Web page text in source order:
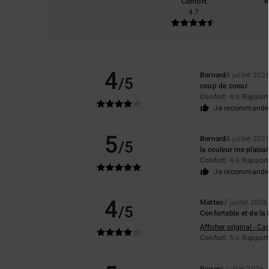
4.7
4/5 Bernard8 juillet 2026
coup de coeur
Confort: 4/5
Je recommande
5/5 Bernard8 juillet 2026
la couleur me plaisait
Confort: 4/5
Je recommande
4/5 Matteo7 juillet 2026
Confortable et de la
Afficher original -
Confort: 5/5